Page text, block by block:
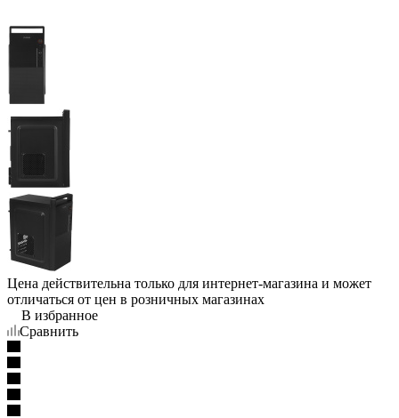
Цена действительна только для интернет-магазина и может
отличаться от цен в розничных магазинах
В избранное
Сравнить